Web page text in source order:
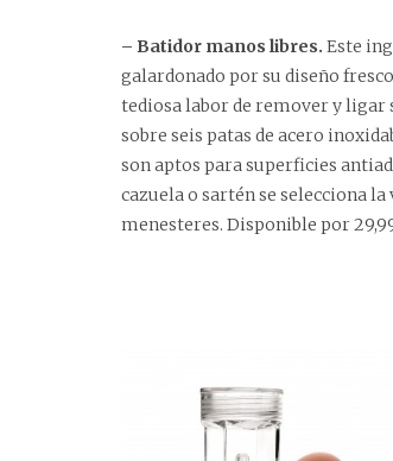
– Batidor manos libres. Este
galardonado por su diseño
tediosa labor de remover y ligar
sobre seis patas de acero
son aptos para superficies
cazuela o sartén se selecciona
menesteres. Disponible por